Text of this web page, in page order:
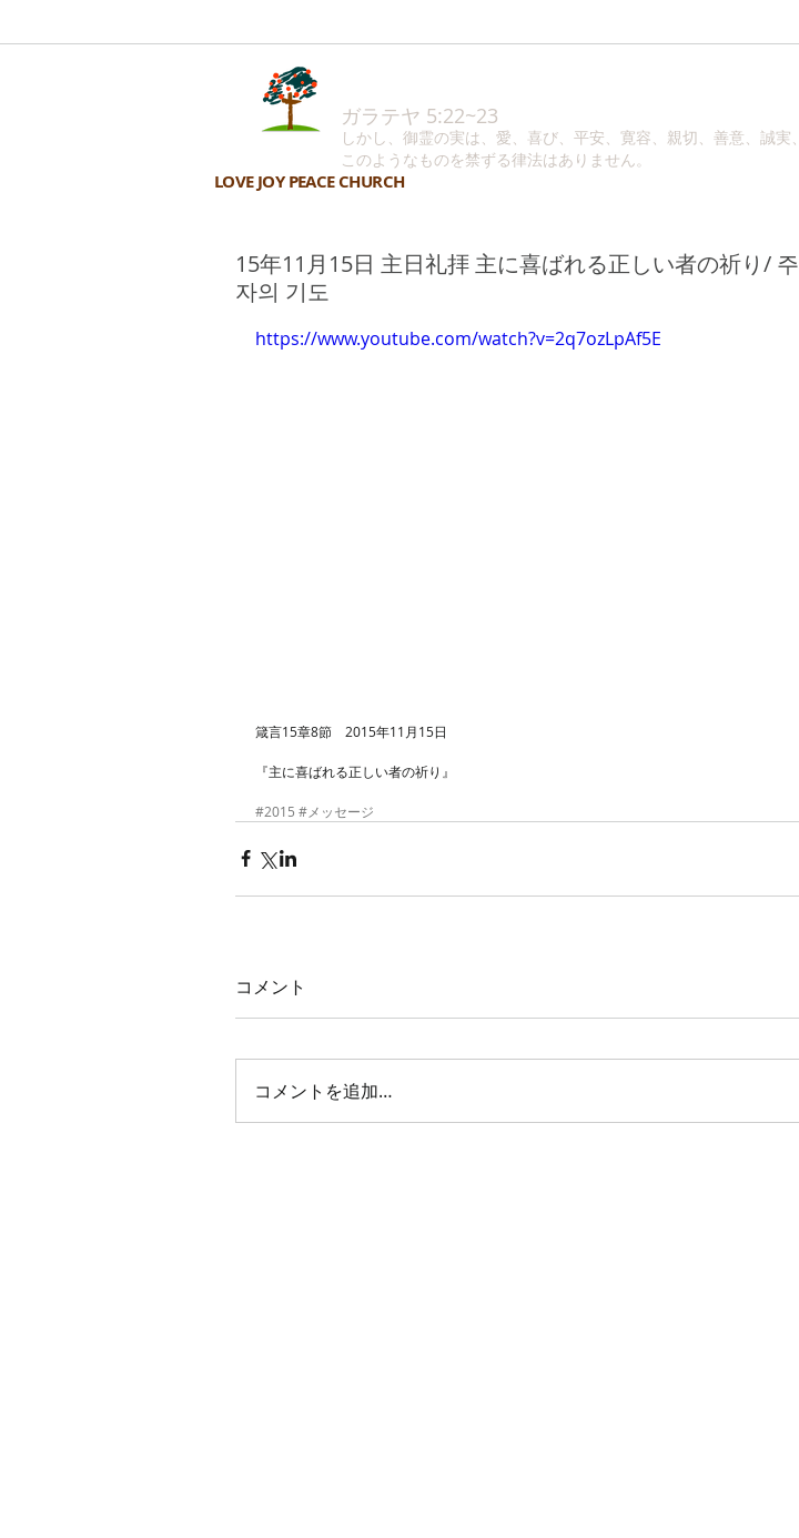
LOVE JOY PEACE CHURCH
ガラテヤ 5:22~23
しかし、御霊の実は、愛、喜び、平安、寛容、親切、善意、誠実
このようなものを禁ずる律法はありません。
15年11月15日 主日礼拝 主に喜ばれる正しい者の祈り/
자의 기도
https://www.youtube.com/watch?v=2q7ozLpAf5E
箴言15章8節　2015年11月15日
『主に喜ばれる正しい者の祈り』
#2015 #メッセージ
コメント
コメントを追加…